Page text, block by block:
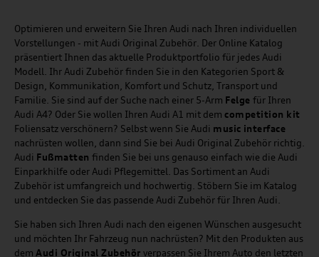
Optimieren und erweitern Sie Ihren Audi nach Ihren individuellen
Vorstellungen - mit Audi Original Zubehör. Der Online Katalog
präsentiert Ihnen das aktuelle Produktportfolio für jedes Audi
Modell. Ihr Audi Zubehör finden Sie in den Kategorien Sport &
Design, Kommunikation, Komfort und Schutz, Transport und
Familie. Sie sind auf der Suche nach einer 5-Arm Felge für Ihren
Audi A4? Oder Sie wollen Ihren Audi A1 mit dem competition kit
Foliensatz verschönern? Selbst wenn Sie Audi music interface
nachrüsten wollen, dann sind Sie bei Audi Original Zubehör richtig.
Audi Fußmatten finden Sie bei uns genauso einfach wie die Audi
Einparkhilfe oder Audi Pflegemittel. Das Sortiment an Audi
Zubehör ist umfangreich und hochwertig. Stöbern Sie im Katalog
und entdecken Sie das passende Audi Zubehör für Ihren Audi.
Sie haben sich Ihren Audi nach den eigenen Wünschen ausgesucht
und möchten Ihr Fahrzeug nun nachrüsten? Mit den Produkten aus
dem Audi Original Zubehör verpassen Sie Ihrem Auto den letzten